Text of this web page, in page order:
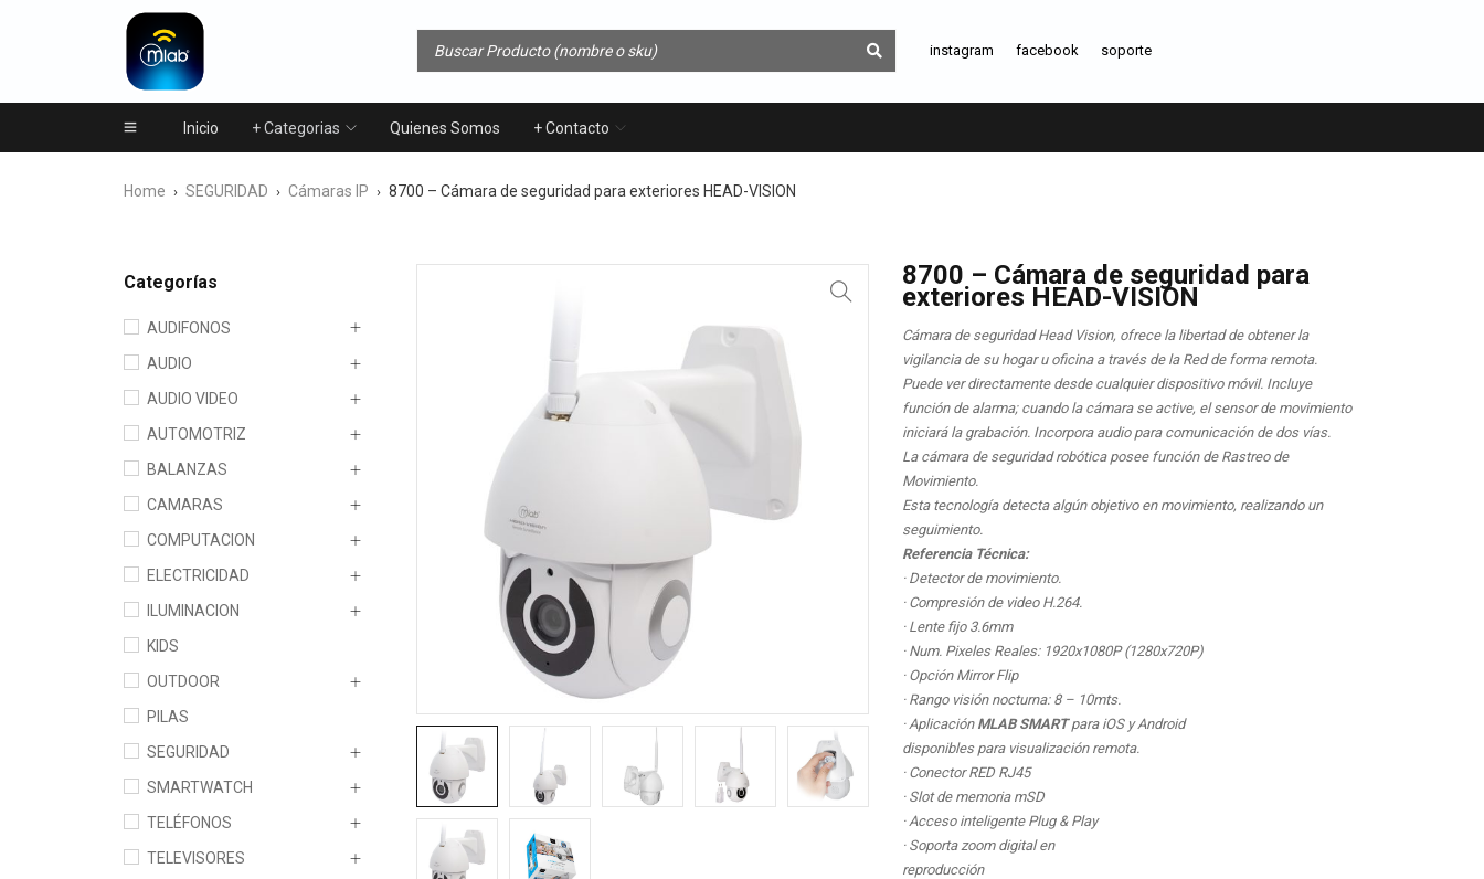
instagram facebook soporte
Inicio + Categorias Quienes Somos + Contacto
Home › SEGURIDAD › Cámaras IP › 8700 – Cámara de seguridad para exteriores HEAD-VISION
Categorías
AUDIFONOS
AUDIO
AUDIO VIDEO
AUTOMOTRIZ
BALANZAS
CAMARAS
COMPUTACION
ELECTRICIDAD
ILUMINACION
KIDS
OUTDOOR
PILAS
SEGURIDAD
SMARTWATCH
TELÉFONOS
TELEVISORES
8700 – Cámara de seguridad para
exteriores HEAD-VISION
Cámara de seguridad Head Vision, ofrece la libertad de obtener la
vigilancia de su hogar u oficina a través de la Red de forma remota.
Puede ver directamente desde cualquier dispositivo móvil. Incluye
función de alarma; cuando la cámara se active, el sensor de movimiento
iniciará la grabación. Incorpora audio para comunicación de dos vías.
La cámara de seguridad robótica posee función de Rastreo de
Movimiento.
Esta tecnología detecta algún objetivo en movimiento, realizando un
seguimiento.
Referencia Técnica:
· Detector de movimiento.
· Compresión de video H.264.
· Lente fijo 3.6mm
· Num. Pixeles Reales: 1920x1080P (1280x720P)
· Opción Mirror Flip
· Rango visión nocturna: 8 – 10mts.
· Aplicación MLAB SMARTpara iOS y Android
disponibles para visualización remota.
· Conector RED RJ45
· Slot de memoria mSD
· Acceso inteligente Plug & Play
· Soporta zoom digital en
reproducción